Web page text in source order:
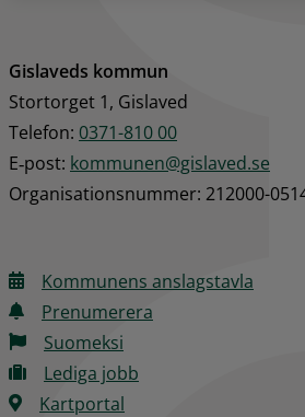
Gislaveds kommun
Stortorget 1, Gislaved
Telefon: 0371-810 00
E‑post: kommunen@gislaved.se
Organisationsnummer: 212000-
Kommunens anslagstavla
Prenumerera
Suomeksi
Lediga jobb
Kartportal